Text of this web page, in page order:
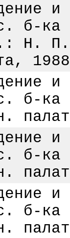
б-
Н.
б-
б-
б-